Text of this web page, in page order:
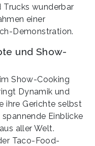
Trucks wunderbar
einer
Demonstration.
und Show-
Show-Cooking
Dynamik und
ihre Gerichte selbst
Einblicke
aller Welt.
Taco-Food-